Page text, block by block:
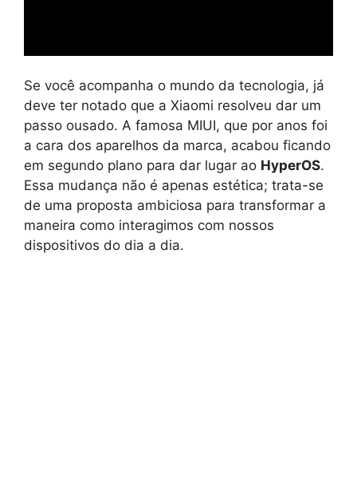
Se você acompanha o mundo da tecnologia, já
deve ter notado que a Xiaomi resolveu dar um
passo ousado. A famosa MIUI, que por anos foi
a cara dos aparelhos da marca, acabou ficando
em segundo plano para dar lugar ao HyperOS.
Essa mudança não é apenas estética; trata-se
de uma proposta ambiciosa para transformar a
maneira como interagimos com nossos
dispositivos do dia a dia.